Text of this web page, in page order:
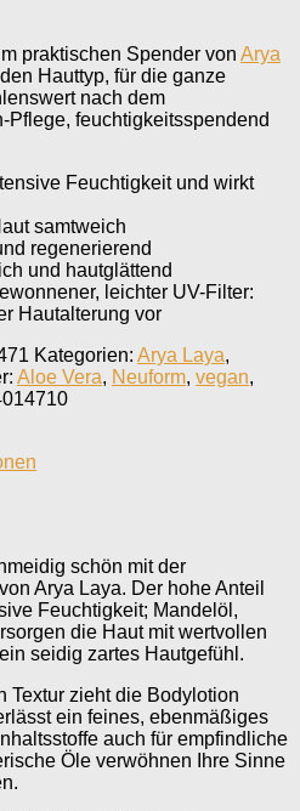
praktischen Spender von Arya
Hauttyp, für die ganze
nach dem
Pflege, feuchtigkeitsspendend
Feuchtigkeit und wirkt
samtweich
regenerierend
und hautglättend
leichter UV-Filter:
Hautalterung vor
Kategorien: Arya Laya,
Aloe Vera, Neuform, vegan,
schön mit der
Arya Laya. Der hohe Anteil
Feuchtigkeit; Mandelöl,
die Haut mit wertvollen
seidig zartes Hautgefühl.
Textur zieht die Bodylotion
ein feines, ebenmäßiges
auch für empfindliche
Öle verwöhnen Ihre Sinne